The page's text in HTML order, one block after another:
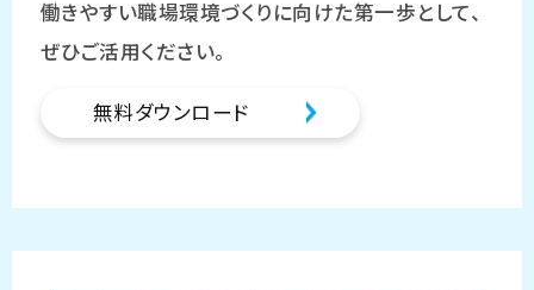
働きやすい職場環境づくりに向けた第一歩として、
ぜひご活用ください。
無料ダウンロード